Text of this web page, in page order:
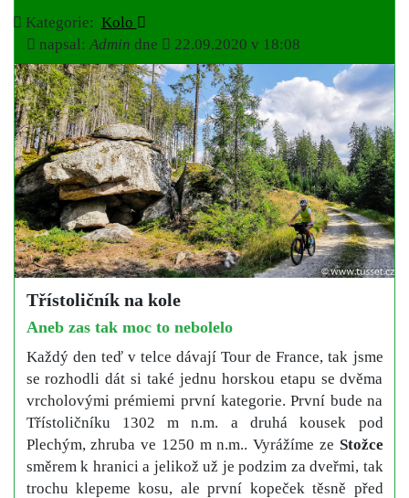
Kategorie: Kolo
napsal:Admin dne 22.09.2020 v 18:08
Třístoličník na kole
Aneb zas tak moc to nebolelo
Každý den teď v telce dávají Tour de France, tak jsme
se rozhodli dát si také jednu horskou etapu se dvěma
vrcholovými prémiemi první kategorie. První bude na
Třístoličníku 1302 m n.m. a druhá kousek pod
Plechým, zhruba ve 1250 m n.m.. Vyrážíme ze Stožce
směrem k hranici a jelikož už je podzim za dveřmi, tak
trochu klepeme kosu, ale první kopeček těsně před